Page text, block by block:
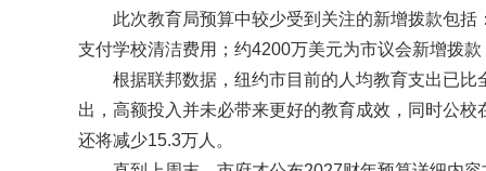
此次教育局预算中较少受到关注的新增拨款包
支付学校清洁费用；约4200万美元为市议会新增拨
根据联邦数据，纽约市目前的人均教育支出已
出，高额投入并未必带来更好的教育成效，同时公
还将减少15.3万人。